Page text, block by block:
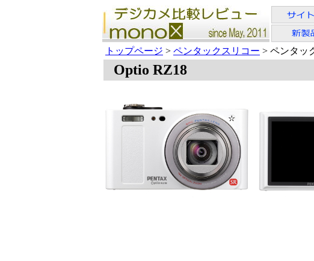
トップページ > ペンタックスリコー > ペンタッ
Optio RZ18